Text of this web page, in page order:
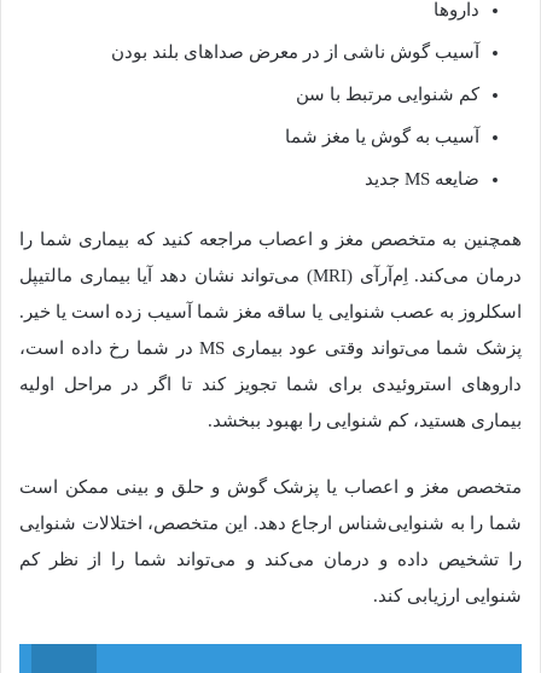
داروها
آسیب گوش ناشی از در معرض صداهای بلند بودن
کم شنوایی مرتبط با سن
آسیب به گوش یا مغز شما
ضایعه MS جدید
همچنین به متخصص مغز و اعصاب مراجعه کنید که بیماری شما را
درمان می‌کند. اِم‌آرآی (MRI) می‌تواند نشان دهد آیا بیماری مالتیپل
اسکلروز به عصب شنوایی یا ساقه مغز شما آسیب زده است یا خیر.
پزشک شما می‌تواند وقتی عود بیماری MS در شما رخ داده است،
داروهای استروئیدی برای شما تجویز کند تا اگر در مراحل اولیه
بیماری هستید، کم شنوایی را بهبود ببخشد.
متخصص مغز و اعصاب یا پزشک گوش و حلق و بینی ممکن است
شما را به شنوایی‌شناس ارجاع دهد. این متخصص، اختلالات شنوایی
را تشخیص داده و درمان می‌کند و می‌تواند شما را از نظر کم
شنوایی ارزیابی کند.